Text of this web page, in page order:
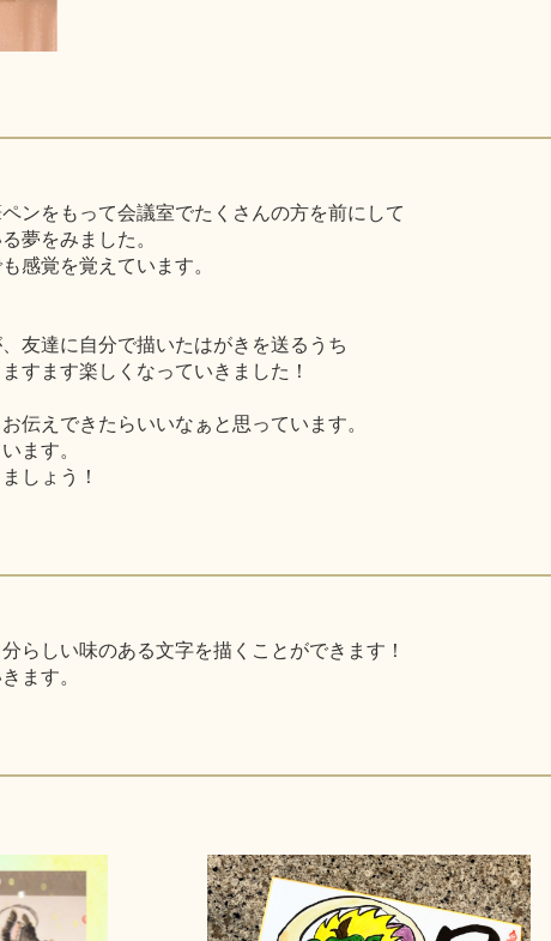
ンをもって会議室でたくさんの方を前にして
夢をみました。
感覚を覚えています。
友達に自分で描いたはがきを送るうち
すます楽しくなっていきました！
伝えできたらいいなぁと思っています。
ます。
しょう！
らしい味のある文字を描くことができます！
ます。